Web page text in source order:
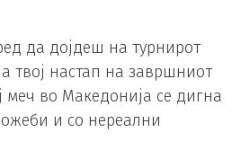
да дојдеш на турнирот
твој настап на завршниот
меч во Македонија се дигна
и со нереални